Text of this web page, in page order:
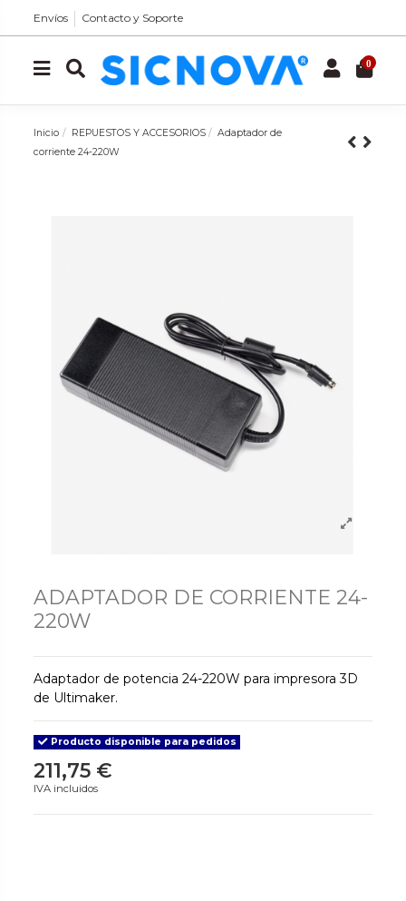
Envíos Contacto y Soporte
0
Inicio REPUESTOS Y ACCESORIOS
Adaptador de
corriente 24-220W
ADAPTADOR DE CORRIENTE 24-
220W
Adaptador de potencia 24-220W para impresora 3D
de Ultimaker.
Producto disponible para pedidos
211,75 €
IVA incluidos